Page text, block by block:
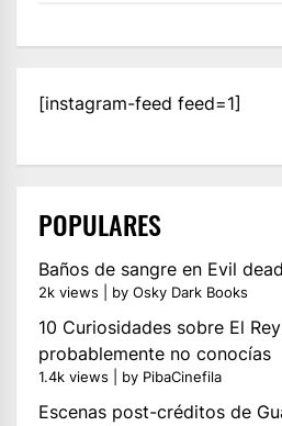
[instagram-feed feed=1]
POPULARES
Baños de sangre en Evil
2k views by Osky Dark Books
10 Curiosidades sobre El
probablemente no conocías
1.4k views by PibaCinefila
Escenas post-créditos de